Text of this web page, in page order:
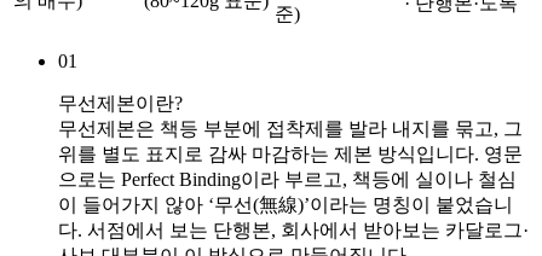
준)
01
무선제본이란?
무선제본은 책등 부분에 접착제를 발라 내지를 묶고, 그
위를 별도 표지로 감싸 마감하는 제본 방식입니다. 영문
으로는 Perfect Binding이라 부르고, 책등에 실이나 철심
이 들어가지 않아 ‘무선(無線)’이라는 명칭이 붙었습니
다. 서점에서 보는 단행본, 회사에서 받아보는 카달로그·